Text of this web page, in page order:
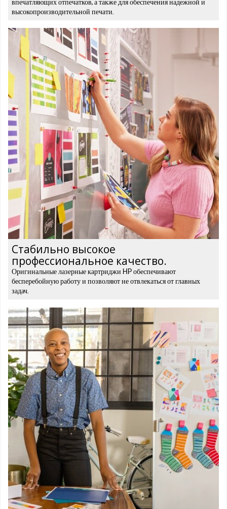
впечатляющих отпечатков, а также для обеспечения надежной и
высокопроизводительной печати.
Стабильно высокое
профессиональное качество.
Оригинальные лазерные картриджи HP обеспечивают
бесперебойную работу и позволяют не отвлекаться от главных
задач.